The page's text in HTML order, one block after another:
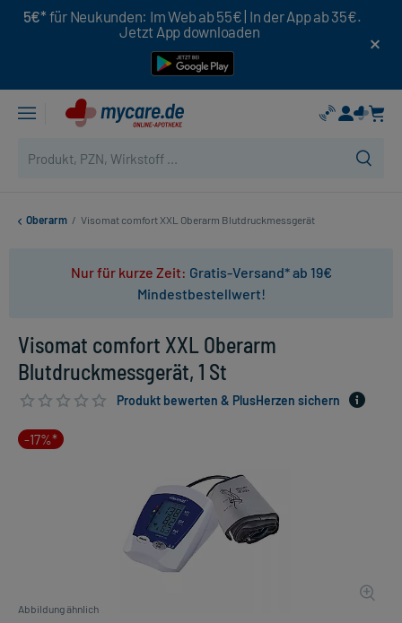
5€* für Neukunden: Im Web ab 55€ | In der App ab 35€.
Jetzt App downloaden
Oberarm / Visomat comfort XXL Oberarm Blutdruckmessgerät
Nur für kurze Zeit: Gratis-Versand* ab 19€
Mindestbestellwert!
Visomat comfort XXL Oberarm
Blutdruckmessgerät, 1 St
Produkt bewerten & PlusHerzen sichern
-17%*
Abbildung ähnlich